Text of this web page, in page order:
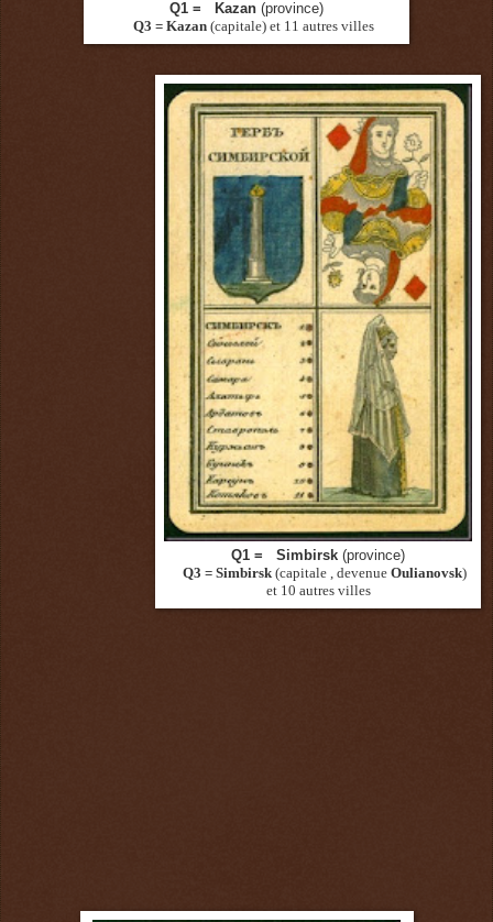
Q1 = Kazan (province)
Q3 = Kazan (capitale) et 11 autres villes
Q1 = Simbirsk (province)
Q3 = Simbirsk (capitale , devenue Oulianovsk)
et 10 autres villes